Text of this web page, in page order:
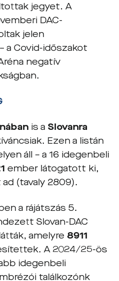
jegyet. A
DAC-
jelen
a Covid-időszakot
negatív
is a Slovanra
Ezen a listán
áll – a 16 idegenbeli
ember látogatott ki,
(tavaly 2809).
a rájátszás 5.
Slovan-DAC
amelyre 8911
A 2024/25-ös
idegenbeli
találkozónk